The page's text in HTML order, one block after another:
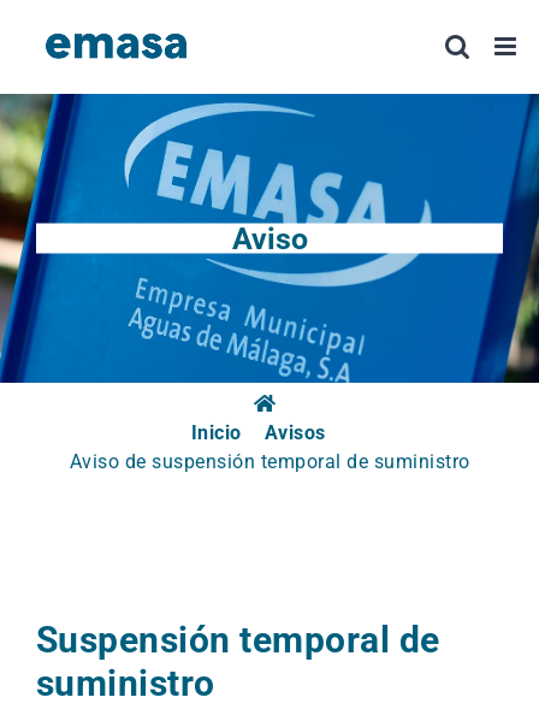
Aviso
Inicio
Avisos
Aviso de suspensión temporal de suministro
Suspensión temporal de
suministro